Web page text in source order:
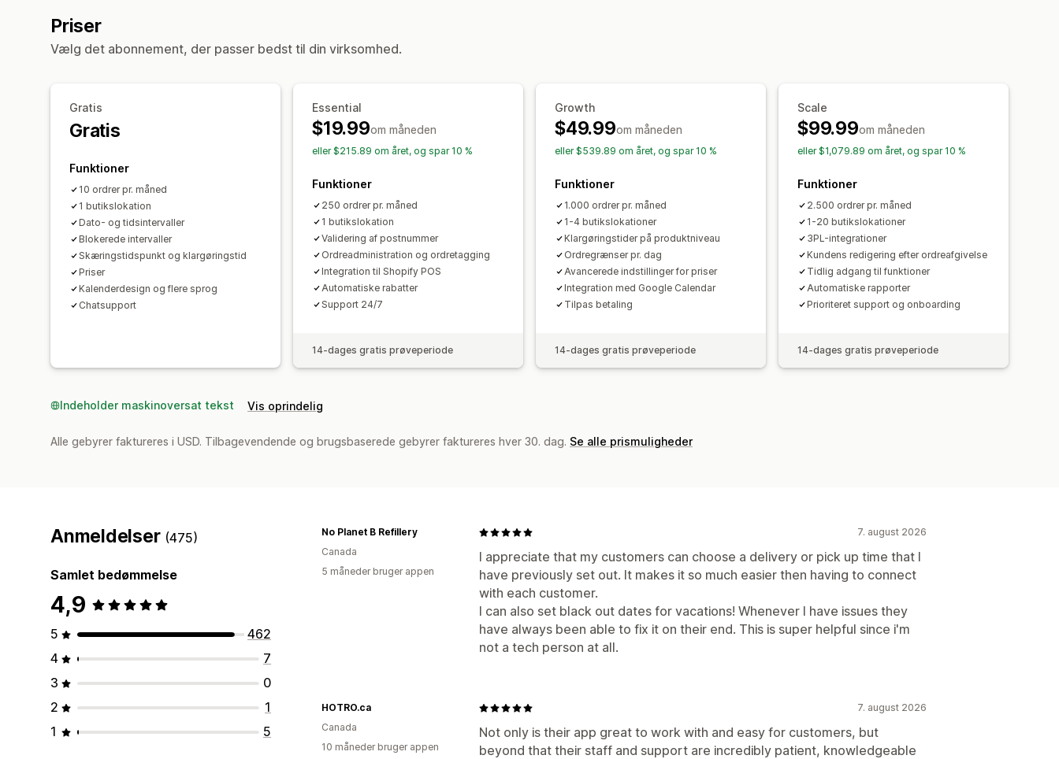
SMS-notifikationer
Estimerede leveringstidspunkter
Bevis for levering
Ruteoptimering
Ordreopdateringer
Priser
Vælg det abonnement, der passer bedst til din virksomhed.
Gratis
Gratis
Funktioner
10 ordrer pr. måned
1 butikslokation
Dato- og tidsintervaller
Blokerede intervaller
Skæringstidspunkt og klargøringstid
Priser
Kalenderdesign og flere sprog
Chatsupport
Essential
$19.99om måneden
eller $215.89 om året, og spar 10 %
Funktioner
250 ordrer pr. måned
1 butikslokation
Validering af postnummer
Ordreadministration og ordretagging
Integration til Shopify POS
Automatiske rabatter
Support 24/7
14-dages gratis prøveperiode
Growth
$49.99om måneden
eller $539.89 om året, og spar 10 %
Funktioner
1.000 ordrer pr. måned
1-4 butikslokationer
Klargøringstider på produktniveau
Ordregrænser pr. dag
Avancerede indstillinger for priser
Integration med Google Calendar
Tilpas betaling
14-dages gratis prøveperiode
Scale
$99.99om måneden
eller $1,079.89 om året, og spar 10 %
Funktioner
2.500 ordrer pr. måned
1-20 butikslokationer
3PL-integrationer
Kundens redigering efter ordreafgivelse
Tidlig adgang til funktioner
Automatiske rapporter
Prioriteret support og onboarding
14-dages gratis prøveperiode
Indeholder maskinoversat tekst Vis oprindelig
Alle gebyrer faktureres i USD. Tilbagevendende og brugsbaserede gebyrer faktureres hver 30. dag. Se alle prismuligheder
Anmeldelser (475)
Samlet bedømmelse
4,9
5
462
4
7
3
0
2
1
1
5
7. august 2026
I appreciate that my customers can choose a delivery or pick up time that I
have previously set out. It makes it so much easier then having to connect
with each customer.
I can also set black out dates for vacations! Whenever I have issues they
have always been able to fix it on their end. This is super helpful since i'm
not a tech person at all.
No Planet B Refillery
Canada
5 måneder bruger appen
7. august 2026
Not only is their app great to work with and easy for customers, but
beyond that their staff and support are incredibly patient, knowledgeable
HOTRO.ca
Canada
10 måneder bruger appen